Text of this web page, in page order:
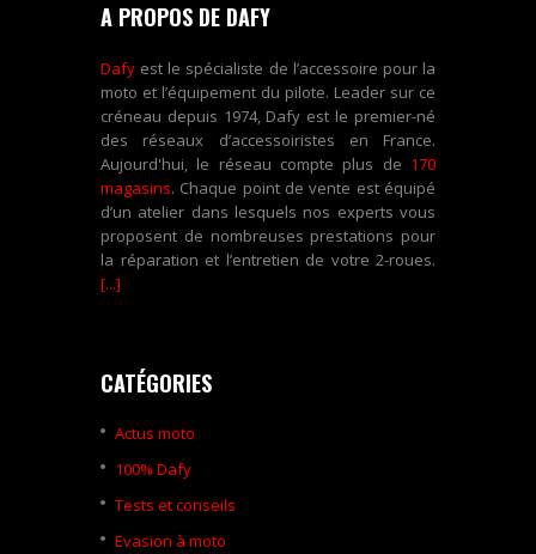
A PROPOS DE DAFY
Dafy est le spécialiste de l’accessoire pour la
moto et l’équipement du pilote. Leader sur ce
créneau depuis 1974, Dafy est le premier-né
des réseaux d’accessoiristes en France.
Aujourd'hui, le réseau compte plus de 170
magasins. Chaque point de vente est équipé
d’un atelier dans lesquels nos experts vous
proposent de nombreuses prestations pour
la réparation et l’entretien de votre 2-roues.
[...]
CATÉGORIES
Actus moto
100% Dafy
Tests et conseils
Evasion à moto